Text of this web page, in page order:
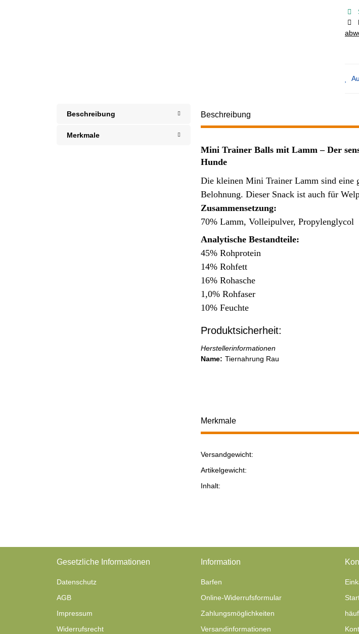
Beschreibung
Merkmale
Beschreibung
Mini Trainer Balls mit Lamm – Der
Hunde
Die kleinen Mini Trainer Lamm sind eine
Belohnung. Dieser Snack ist auch für
Zusammensetzung:
70% Lamm, Volleipulver, Propylenglycol
Analytische Bestandteile:
45% Rohprotein
14% Rohfett
16% Rohasche
1,0% Rohfaser
10% Feuchte
Produktsicherheit:
Herstellerinformationen
Name: Tiernahrung Rau
Merkmale
Produkteigenschaft
Wert
Versandgewicht:
Artikelgewicht:
Inhalt:
Gesetzliche Informationen
Datenschutz
AGB
Impressum
Widerrufsrecht
Information
Barfen
Online-Widerrufsformular
Zahlungsmöglichkeiten
Versandinformationen